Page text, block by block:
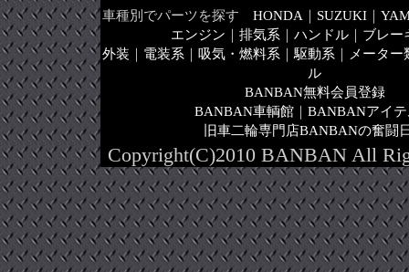
車種別でパーツを探す HONDA ｜ SUZUKI ｜
エンジン ｜ 排気系 ｜ ハンドル ｜ ブレー
外装 ｜ 電装系 ｜ 吸気・燃料系 ｜ 駆動系 ｜
メーター
ル
BANBAN無料会員登録
BANBAN車輌館 ｜ BANBANアイ
旧車二輪専門店BANBANの奮闘
Copyright(C)2010 BANBAN All